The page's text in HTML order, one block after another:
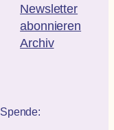
Newsletter
abonnieren
Archiv